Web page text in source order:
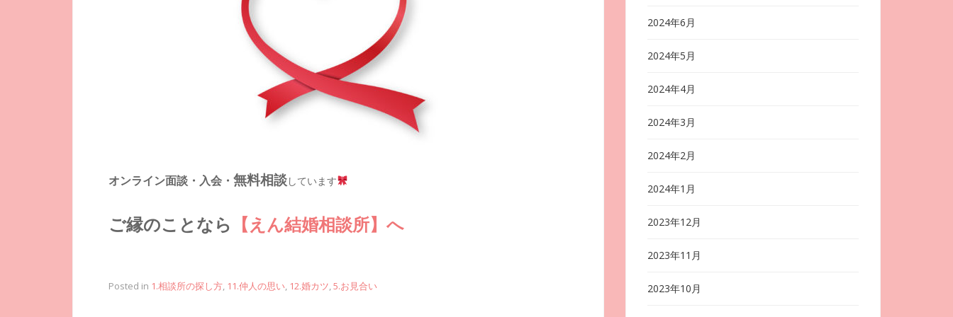
オンライン面談・入会・ 無料相談しています
ご縁のことなら 【えん結婚相談所】へ
Posted in 1.相談所の探し方, 11.仲人の思い, 12.婚カツ,5.お見合い
2024年6月
2024年5月
2024年4月
2024年3月
2024年2月
2024年1月
2023年12月
2023年11月
2023年10月